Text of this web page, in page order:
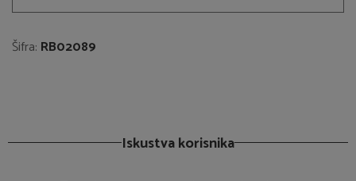
Šifra: RB02089
Iskustva korisnika